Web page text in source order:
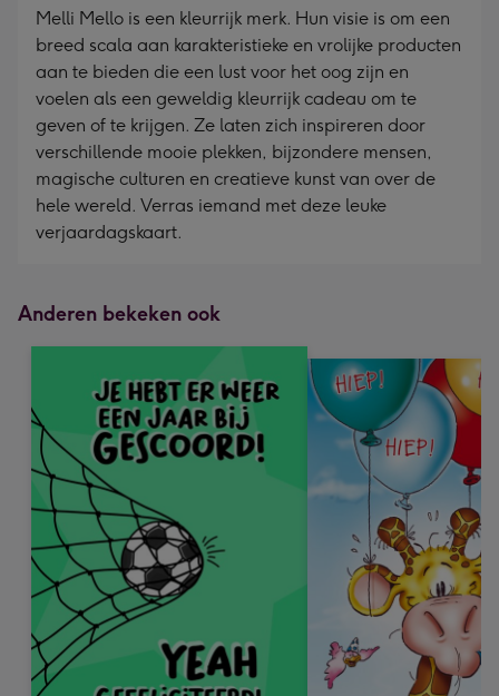
Melli Mello is een kleurrijk merk. Hun visie is om een ​​
breed scala aan karakteristieke en vrolijke producten
aan te bieden die een lust voor het oog zijn en
voelen als een geweldig kleurrijk cadeau om te
geven of te krijgen. Ze laten zich inspireren door
verschillende mooie plekken, bijzondere mensen,
magische culturen en creatieve kunst van over de
hele wereld. Verras iemand met deze leuke
verjaardagskaart.
Anderen bekeken ook